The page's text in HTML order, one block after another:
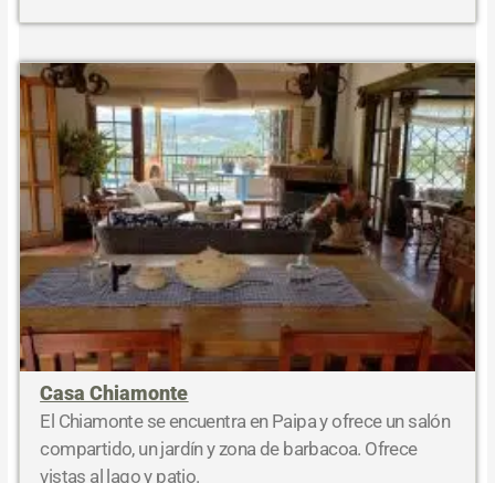
Casa Chiamonte
El Chiamonte se encuentra en Paipa y ofrece un salón
compartido, un jardín y zona de barbacoa. Ofrece
vistas al lago y patio.